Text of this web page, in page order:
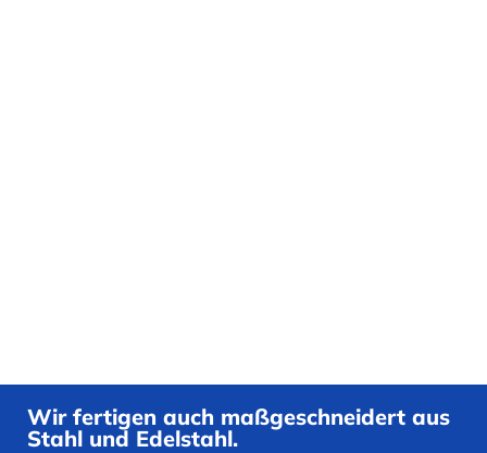
Wir fertigen auch maßgeschneidert aus
Stahl und Edelstahl.